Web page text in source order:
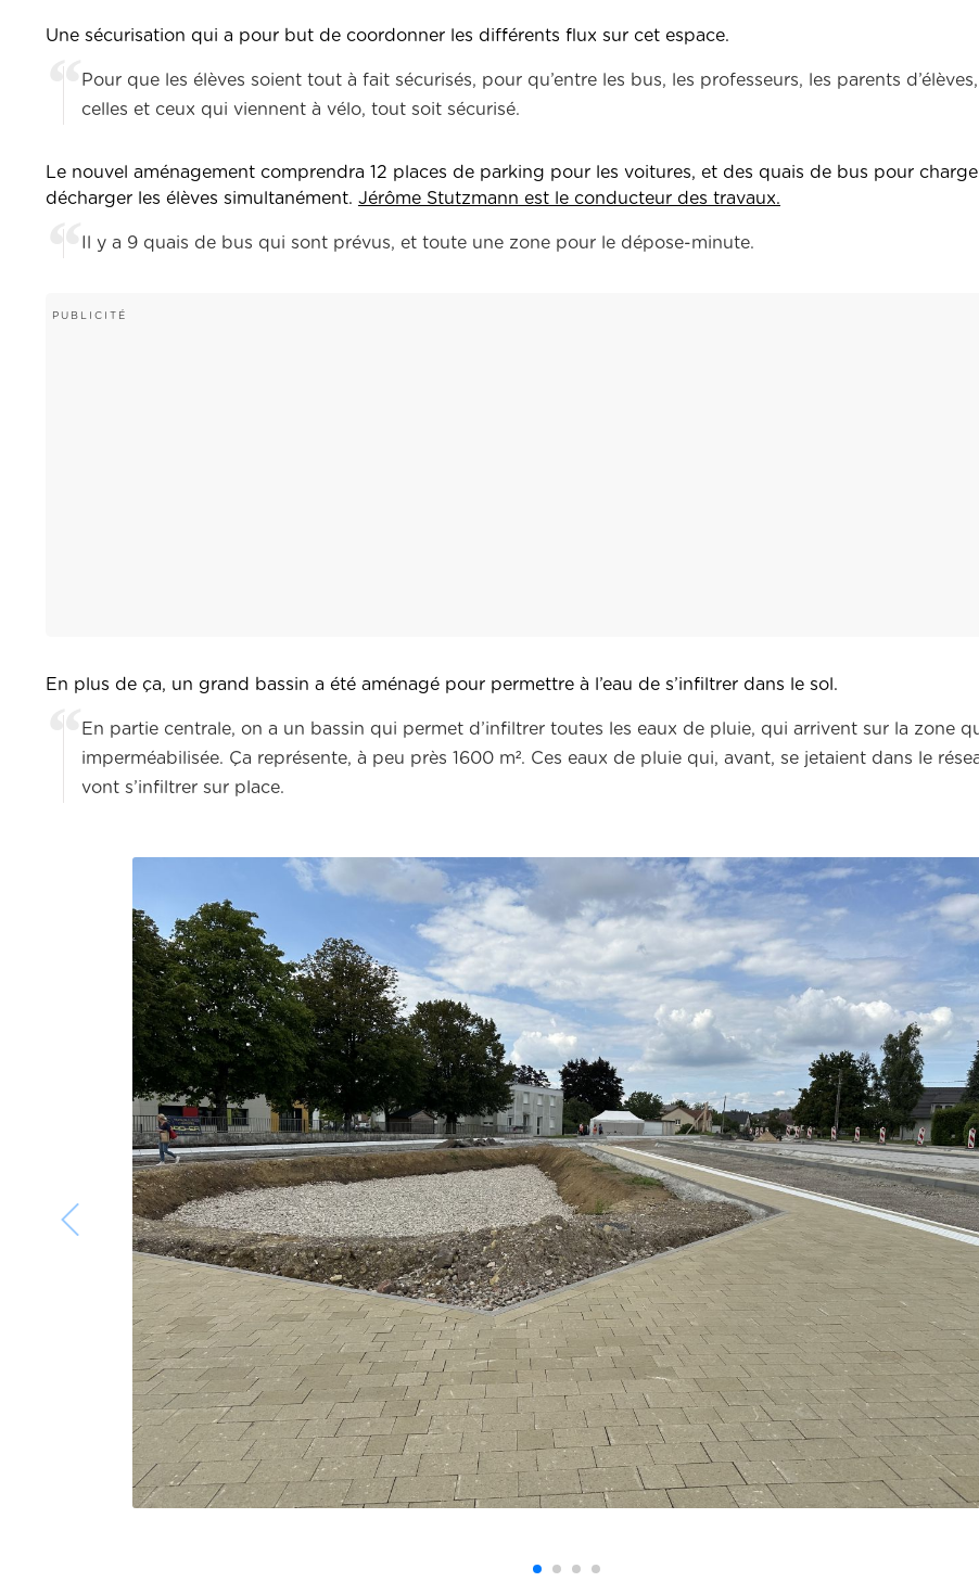
Une sécurisation qui a pour but de coordonner les différents flux sur cet espace.
Pour que les élèves soient tout à fait sécurisés, pour qu’entre les bus, les professeurs, les parents
celles et ceux qui viennent à vélo, tout soit sécurisé.
Le nouvel aménagement comprendra 12 places de parking pour les voitures, et des quais de bus pour
décharger les élèves simultanément. Jérôme Stutzmann est le conducteur des travaux.
Il y a 9 quais de bus qui sont prévus, et toute une zone pour le dépose-minute.
En plus de ça, un grand bassin a été aménagé pour permettre à l’eau de s’infiltrer dans le sol.
En partie centrale, on a un bassin qui permet d’infiltrer toutes les eaux de pluie, qui arrivent sur la zone
imperméabilisée. Ça représente, à peu près 1600 m². Ces eaux de pluie qui, avant, se jetaient dans le
vont s’infiltrer sur place.